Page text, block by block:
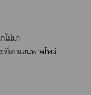
ไม่มา
เาแาไหล่